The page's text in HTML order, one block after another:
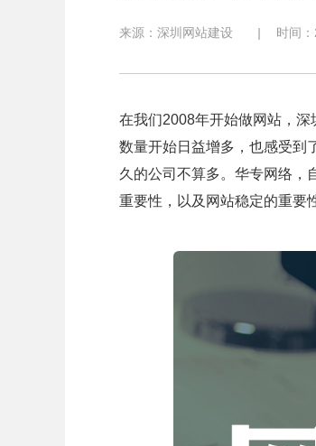
来源： 深圳网站建设 | 时间
在我们2008年开始做网站，
数量开始日益增多，也感受到
久的公司不算多。华专网络，
重要性，以及网站稳定的重要